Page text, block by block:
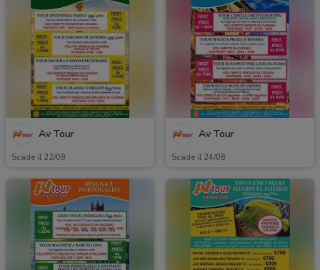
Av Tour
Scade il 22/09
Av Tour
Scade il 24/08